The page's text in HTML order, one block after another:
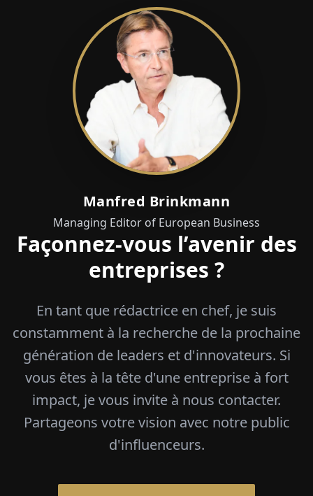
Manfred Brinkmann
Managing Editor of European Business
Façonnez-vous l’avenir des
entreprises ?
En tant que rédactrice en chef, je suis
constamment à la recherche de la prochaine
génération de leaders et d'innovateurs. Si
vous êtes à la tête d'une entreprise à fort
impact, je vous invite à nous contacter.
Partageons votre vision avec notre public
d'influenceurs.